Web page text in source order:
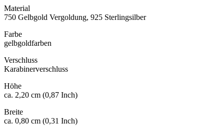
Material
750 Gelbgold Vergoldung, 925 Sterlingsilber
Farbe
gelbgoldfarben
Verschluss
Karabinerverschluss
Höhe
ca. 2,20 cm (0,87 Inch)
Breite
ca. 0,80 cm (0,31 Inch)